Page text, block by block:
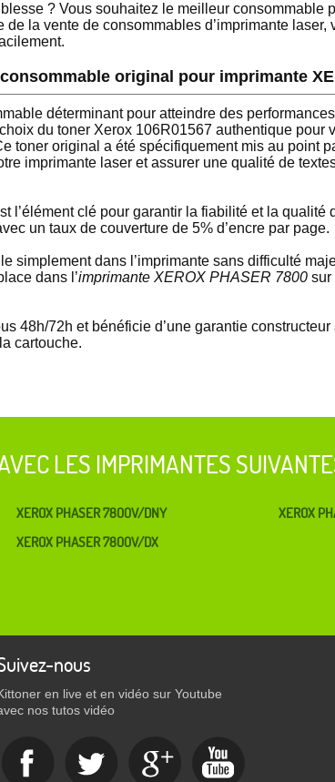
? Vous souhaitez le meilleur consommable
la vente de consommables d’imprimante laser,
original pour imprimante
déterminant pour atteindre des
du toner Xerox 106R01567 authentique pour
toner original a été spécifiquement mis au point
imprimante laser et assurer une qualité de
l’élément clé pour garantir la fiabilité et la qualité
un taux de couverture de 5% d’encre par page.
simplement dans l’imprimante sans difficulté
dans l’imprimante XEROX PHASER 7800 sur
48h/72h et bénéficie d’une garantie
cartouche.
LES IMPRIMANTES
XEROX PHASER 7800V/DNY
XEROX PHASER 7800V/DX
XEROX
nous
en live et en vidéo sur Youtube
nos tutos vidéo